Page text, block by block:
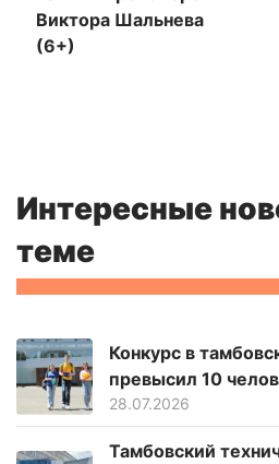
Виктора Шальнева
(6+)
Интересные
теме
Конкурс в
превысил 10
28.07.2026
Тамбовский